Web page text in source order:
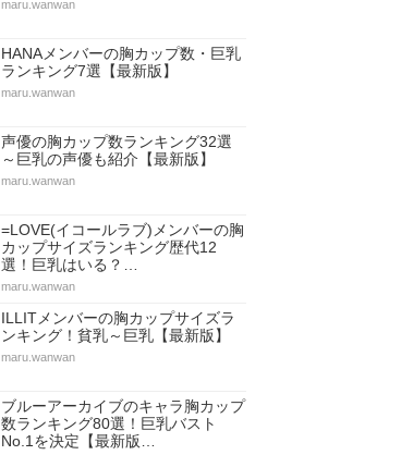
maru.wanwan
HANAメンバーの胸カップ数・巨乳
ランキング7選【最新版】
maru.wanwan
声優の胸カップ数ランキング32選
～巨乳の声優も紹介【最新版】
maru.wanwan
=LOVE(イコールラブ)メンバーの胸
カップサイズランキング歴代12
選！巨乳はいる？…
maru.wanwan
ILLITメンバーの胸カップサイズラ
ンキング！貧乳～巨乳【最新版】
maru.wanwan
ブルーアーカイブのキャラ胸カップ
数ランキング80選！巨乳バスト
No.1を決定【最新版…